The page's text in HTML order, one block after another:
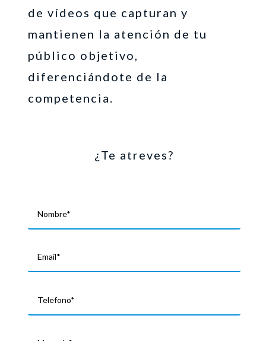
de vídeos que capturan y
mantienen la atención de tu
público objetivo,
diferenciándote de la
competencia.
¿Te atreves?